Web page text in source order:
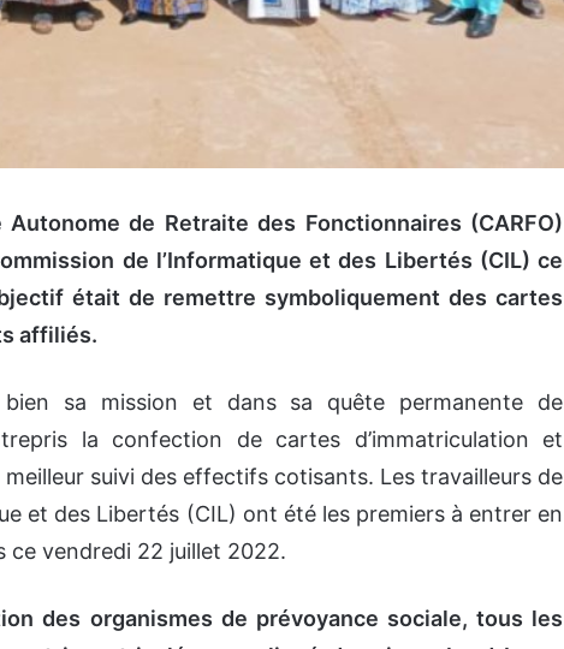
de Retraite des Fonctionnaires (CARFO)
de l’Informatique et des Libertés (CIL) ce
était de remettre symboliquement des cartes
affiliés.
sa mission et dans sa quête permanente de
la confection de cartes d’immatriculation et
suivi des effectifs cotisants. Les travailleurs de
et des Libertés (CIL) ont été les premiers à entrer en
ce vendredi 22 juillet 2022.
des organismes de prévoyance sociale, tous les